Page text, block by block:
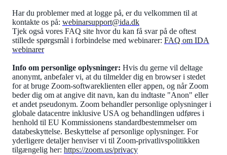
Har du problemer med at logge på, er du velkommen til at
kontakte os på: webinarsupport@ida.dk
Tjek også vores FAQ site hvor du kan få svar på de oftest
stillede spørgsmål i forbindelse med webinarer: FAQ om IDA
webinarer
Info om personlige oplysninger: Hvis du gerne vil deltage
anonymt, anbefaler vi, at du tilmelder dig en browser i stedet
for at bruge Zoom-softwareklienten eller appen, og når Zoom
beder dig om at angive dit navn, kan du indtaste "Anon" eller
et andet pseudonym. Zoom behandler personlige oplysninger i
globale datacentre inklusive USA og behandlingen udføres i
henhold til EU Kommissionens standardbestemmelser om
databeskyttelse. Beskyttelse af personlige oplysninger. For
yderligere detaljer henviser vi til Zoom-privatlivspolitikken
tilgængelig her: https://zoom.us/privacy